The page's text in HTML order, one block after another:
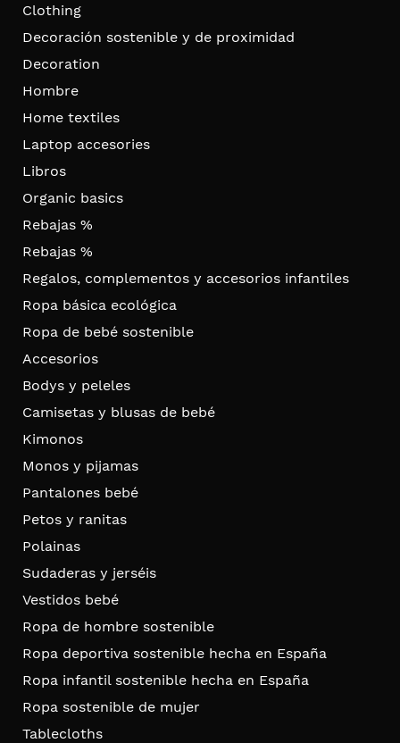
Clothing
Decoración sostenible y de proximidad
Decoration
Hombre
Home textiles
Laptop accesories
Libros
Organic basics
Rebajas %
Rebajas %
Regalos, complementos y accesorios infantiles
Ropa básica ecológica
Ropa de bebé sostenible
Accesorios
Bodys y peleles
Camisetas y blusas de bebé
Kimonos
Monos y pijamas
Pantalones bebé
Petos y ranitas
Polainas
Sudaderas y jerséis
Vestidos bebé
Ropa de hombre sostenible
Ropa deportiva sostenible hecha en España
Ropa infantil sostenible hecha en España
Ropa sostenible de mujer
Tablecloths